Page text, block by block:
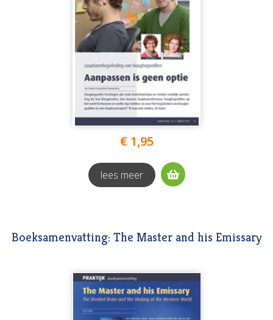
€ 1,95
lees meer
Boeksamenvatting: The Master and his Emissary